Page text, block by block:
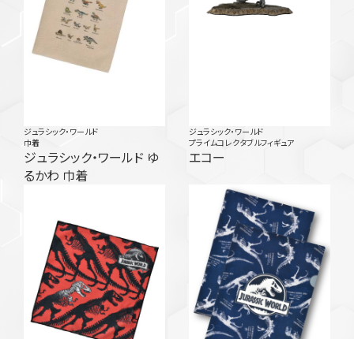
ジュラシック・ワールド
巾着
ジュラシック・ワールド ゆ
るかわ 巾着
ジュラシック・ワールド
プライムコレクタブルフィギュア
エコー